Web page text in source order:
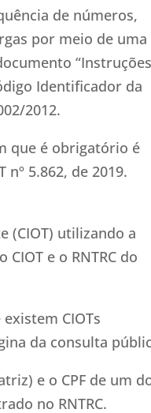
de números,
por meio de uma
Identificador da
2012.
que é obrigatório é
5.862, de 2019.
(CIOT) utilizando a
e o RNTRC do
CIOTs
da consulta
e o CPF de um
no RNTRC.